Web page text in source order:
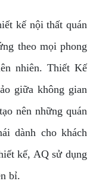
kế nội thất quán
theo mọi phong
nhiên. Thiết Kế
giữa không gian
nên những quán
dành cho khách
kế, AQ sử dụng
bỉ.